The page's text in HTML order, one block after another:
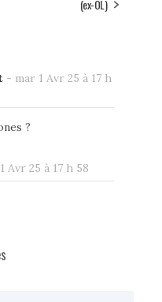
(ex-OL)
- mar 1 Avr 25 à 17 h
?
Avr 25 à 17 h 58